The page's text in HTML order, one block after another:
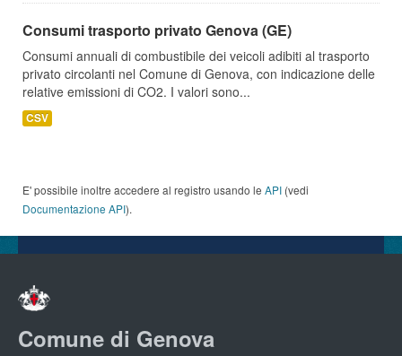
Consumi trasporto privato Genova (GE)
Consumi annuali di combustibile dei veicoli adibiti al trasporto
privato circolanti nel Comune di Genova, con indicazione delle
relative emissioni di CO2. I valori sono...
CSV
E' possibile inoltre accedere al registro usando le API (vedi
Documentazione API).
Comune di Genova